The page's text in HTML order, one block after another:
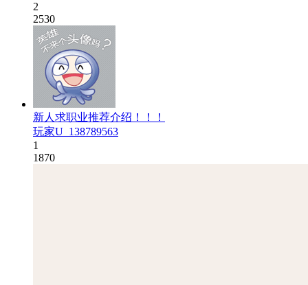
2
2530
新人求职业推荐介绍！！！
玩家U_138789563
1
1870